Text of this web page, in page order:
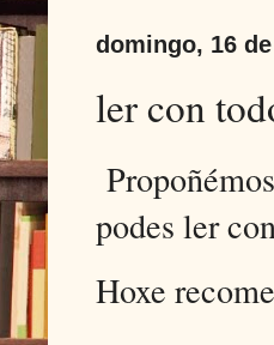
domingo, 16
ler con
podes ler
Hoxe